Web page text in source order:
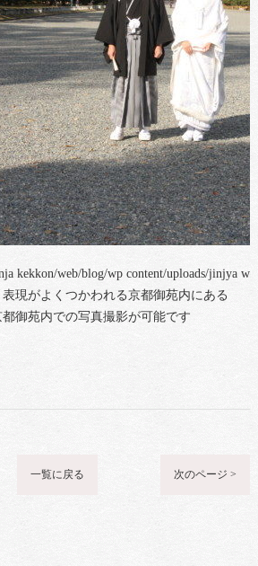
kekkon/web/blog/wp content/uploads/jinjya
現がよくつかわれる京都御苑内にある
御苑内での写真撮影が可能です
一覧に戻る 次のページ >